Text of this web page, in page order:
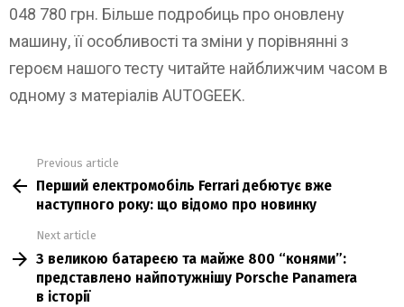
048 780 грн. Більше подробиць про оновлену
машину, її особливості та зміни у порівнянні з
героєм нашого тесту читайте найближчим часом в
одному з матеріалів AUTOGEEK.
more
Previous article
Перший електромобіль Ferrari дебютує вже
наступного року: що відомо про новинку
Next article
З великою батареєю та майже 800 “конями”:
представлено найпотужнішу Porsche Panamera
в історії